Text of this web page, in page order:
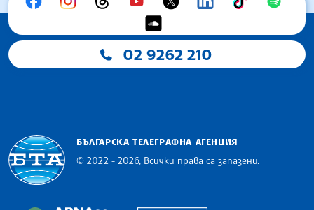
02 9262 210
БЪЛГАРСКА ТЕЛЕГРАФНА АГЕНЦИЯ
© 2022 - 2026, Всички права са запазени.